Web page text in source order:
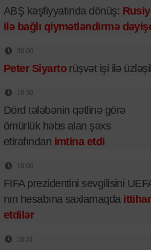
ABŞ kəşfiyyatında dönüş:
ilə bağlı qiymətləndirmə
20:00
Peter Siyartorüşvət işi ilə
19:30
Dörd tələbənin qətlinə görə
ömürlük həbs alan şəxs
etirafından imtina etdi
19:00
FIFA prezidentini sevgilisini
nın hesabına saxlamaqda
etdilər
18:31